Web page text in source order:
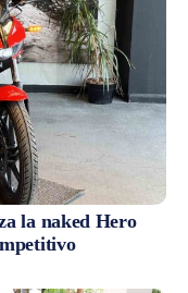
la naked Hero